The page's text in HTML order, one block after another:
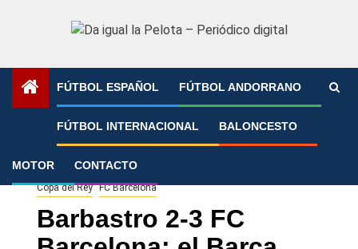
FÚTBOL ESPAÑOL FÚTBOL ANDORRANO
FÚTBOL INTERNACIONAL BALONCESTO
MOTOR CONTACTO
»
Copa del Rey FC Barcelona
Barbastro 2-3 FC